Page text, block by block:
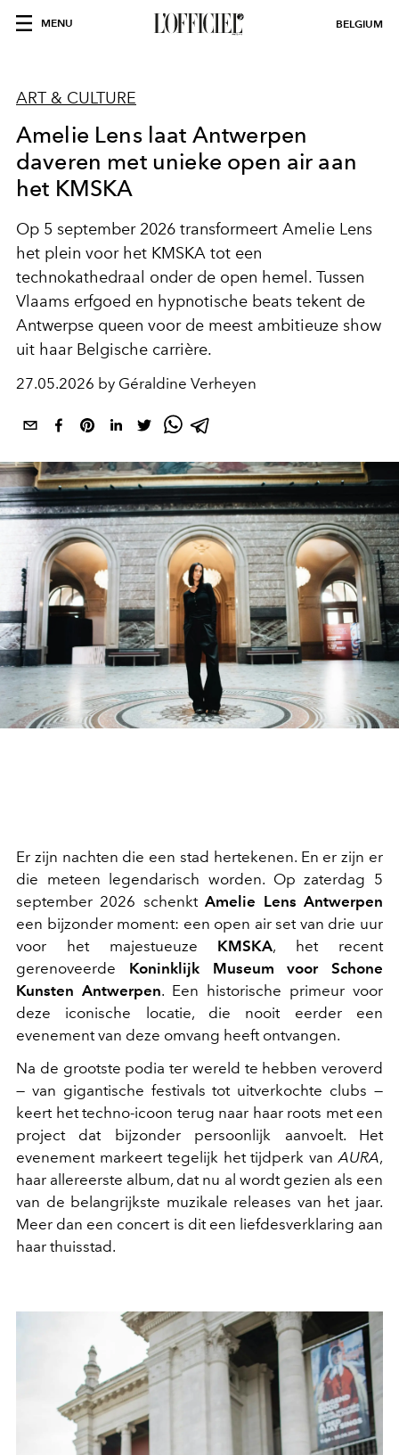
MENU BELGIUM
ART & CULTURE
Amelie Lens laat Antwerpen
daveren met unieke open air aan
het KMSKA
Op 5 september 2026 transformeert Amelie Lens
het plein voor het KMSKA tot een
technokathedraal onder de open hemel. Tussen
Vlaams erfgoed en hypnotische beats tekent de
Antwerpse queen voor de meest ambitieuze show
uit haar Belgische carrière.
27.05.2026 by Géraldine Verheyen
Er zijn nachten die een stad hertekenen. En er zijn er
die meteen legendarisch worden. Op zaterdag 5
september 2026 schenktAmelie Lens Antwerpen
een bijzonder moment: een open air set van drie uur
voor het majestueuze KMSKA, het recent
gerenoveerde Koninklijk Museum voor Schone
Kunsten Antwerpen. Een historische primeur voor
deze iconische locatie, die nooit eerder een
evenement van deze omvang heeft ontvangen.
Na de grootste podia ter wereld te hebben veroverd
— van gigantische festivals tot uitverkochte clubs —
keert het techno-icoon terug naar haar roots met een
project dat bijzonder persoonlijk aanvoelt. Het
evenement markeert tegelijk het tijdperk vanAURA,
haar allereerste album, dat nu al wordt gezien als een
van de belangrijkste muzikale releases van het jaar.
Meer dan een concert is dit een liefdesverklaring aan
haar thuisstad.